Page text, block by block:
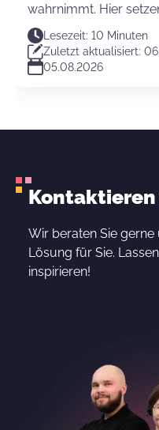
wahrnimmt. Hier
Wahrnehmung an.
Strukturen schnell
intuitiv bedienen
Lesezeit: 10 Minuten
Zuletzt aktualisiert:
05.08.2026
Kontaktieren
Wir beraten Sie
Lösung für Sie.
inspirieren!